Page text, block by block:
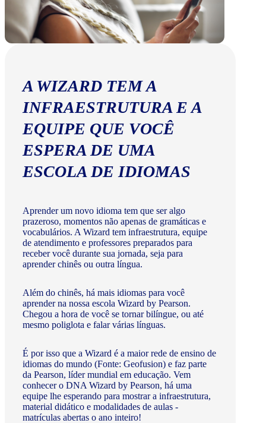
A WIZARD TEM A
INFRAESTRUTURA E A
EQUIPE QUE VOCÊ
ESPERA DE UMA
ESCOLA DE IDIOMAS
Aprender um novo idioma tem que ser algo
prazeroso, momentos não apenas de gramáticas e
vocabulários. A Wizard tem infraestrutura, equipe
de atendimento e professores preparados para
receber você durante sua jornada, seja para
aprender chinês ou outra língua.
Além do chinês, há mais idiomas para você
aprender na nossa escola Wizard by Pearson.
Chegou a hora de você se tornar bilíngue, ou até
mesmo poliglota e falar várias línguas.
É por isso que a Wizard é a maior rede de ensino de
idiomas do mundo (Fonte: Geofusion) e faz parte
da Pearson, líder mundial em educação. Vem
conhecer o DNA Wizard by Pearson, há uma
equipe lhe esperando para mostrar a infraestrutura,
material didático e modalidades de aulas -
matrículas abertas o ano inteiro!